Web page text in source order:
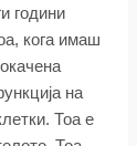
години
кога имаш
на
Тоа е